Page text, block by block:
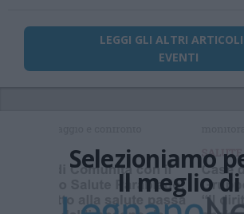
LEGGI GLI ALTRI
EVENTI
Selezioniamo
Il meglio di